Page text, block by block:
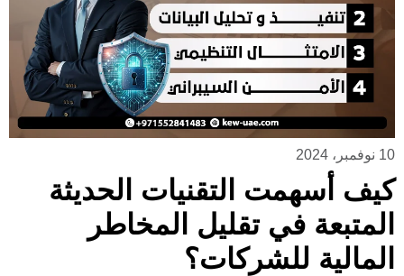
10 نوفمبر، 2024
كيف أسهمت التقنيات الحديثة
المتبعة في تقليل المخاطر
المالية للشركات؟